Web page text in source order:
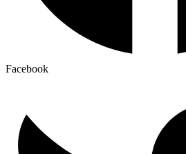
Facebook